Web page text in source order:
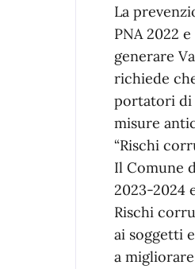
La
PNA 2022
generare
richiede
portatori di
misure
“Rischi
Il Comune
2023-2024
Rischi
ai soggetti
a